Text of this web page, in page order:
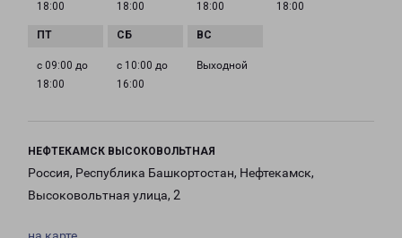
18:00
18:00
18:00
18:00
с 09:00 до
18:00
с 10:00 до
16:00
Выходной
НЕФТЕКАМСК ВЫСОКОВОЛЬТНАЯ
Россия, Республика Башкортостан, Нефтекамск,
Высоковольтная улица, 2